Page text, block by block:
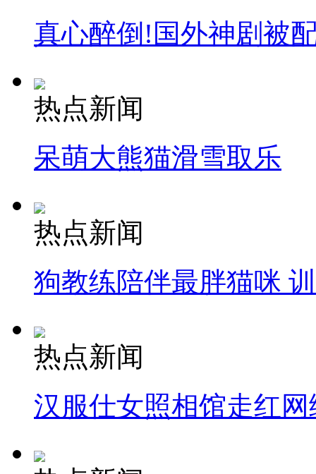
真心醉倒!国外神剧被
热点新闻
呆萌大熊猫滑雪取乐
热点新闻
狗教练陪伴最胖猫咪
热点新闻
汉服仕女照相馆走红网